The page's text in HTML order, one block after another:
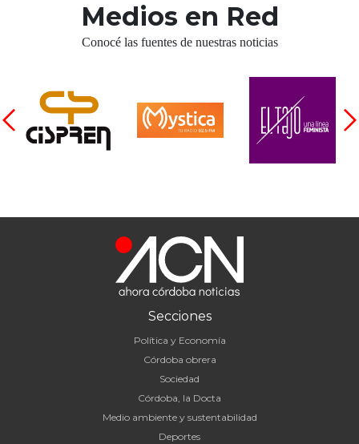
Medios en Red
Conocé las fuentes de nuestras noticias
Secciones
Política y Economía
Córdoba obrera
Sociedad
Córdoba, la Docta
Medio ambiente y sustentabilidad
Deportes